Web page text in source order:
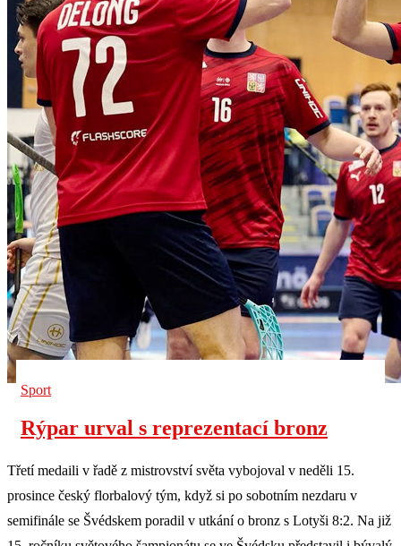
Sport
Rýpar urval s reprezentací bronz
Třetí medaili v řadě z mistrovství světa vybojoval v neděli 15.
prosince český florbalový tým, když si po sobotním nezdaru v
semifinále se Švédskem poradil v utkání o bronz s Lotyši 8:2. Na již